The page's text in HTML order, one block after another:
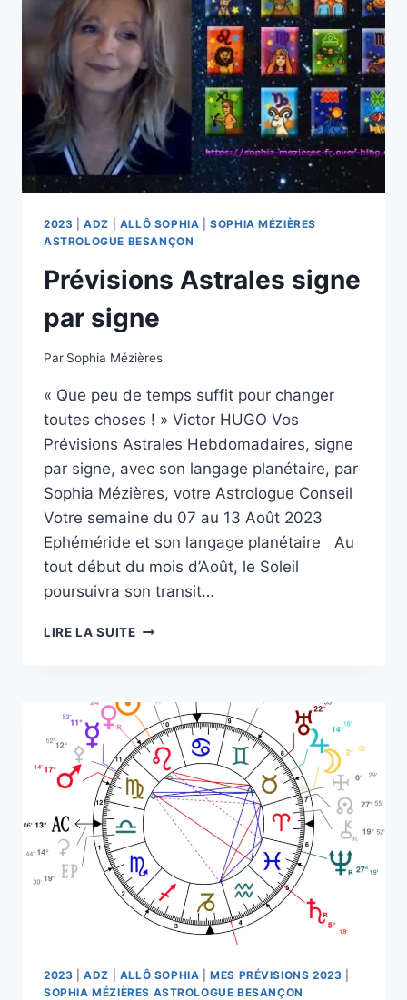
3
SEPTEMBRE
2023
2023 |ADZ ALLÔ SOPHIA |SOPHIA MÉZIÈRES
ASTROLOGUE BESANÇON
Prévisions Astrales signe
par signe
Par Sophia Mézières
« Que peu de temps suffit pour changer
toutes choses ! » Victor HUGO Vos
Prévisions Astrales Hebdomadaires, signe
par signe, avec son langage planétaire, par
Sophia Mézières, votre Astrologue Conseil
Votre semaine du 07 au 13 Août 2023
Ephéméride et son langage planétaire Au
tout début du mois d’Août, le Soleil
poursuivra son transit…
LIRE LA SUITEPRÉVISIONS
SIGNE
2023 |ADZ ALLÔ SOPHIA |MES PRÉVISIONS 2023
SOPHIA MÉZIÈRES ASTROLOGUE BESANÇON